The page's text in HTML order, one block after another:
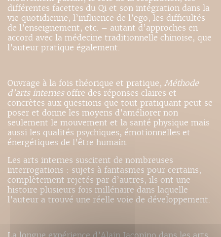
différentes facettes du Qi et son intégration dans la
vie quotidienne, l’influence de l’ego, les difficultés
de l’enseignement, etc. – autant d’approches en
accord avec la médecine traditionnelle chinoise, que
l’auteur pratique également.
Ouvrage à la fois théorique et pratique, Méthode
d’arts internesoffre des réponses claires et
concrètes aux questions que tout pratiquant peut se
poser et donne les moyens d’améliorer non
seulement le mouvement et la santé physique mais
aussi les qualités psychiques, émotionnelles et
énergétiques de l’être humain.
Les arts internes suscitent de nombreuses
interrogations : sujets à fantasmes pour certains,
complètement rejetés par d’autres, ils ont une
histoire plusieurs fois millénaire dans laquelle
l’auteur a trouvé une réelle voie de développement.